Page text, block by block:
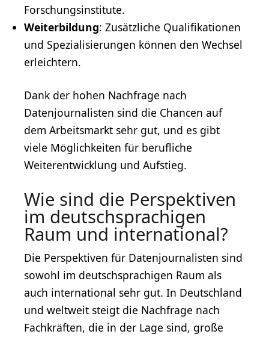
Forschungsinstitute.
Weiterbildung: Zusätzliche Qualifikationen
und Spezialisierungen können den Wechsel
erleichtern.
Dank der hohen Nachfrage nach
Datenjournalisten sind die Chancen auf
dem Arbeitsmarkt sehr gut, und es gibt
viele Möglichkeiten für berufliche
Weiterentwicklung und Aufstieg.
Wie sind die Perspektiven
im deutschsprachigen
Raum und international?
Die Perspektiven für Datenjournalisten sind
sowohl im deutschsprachigen Raum als
auch international sehr gut. In Deutschland
und weltweit steigt die Nachfrage nach
Fachkräften, die in der Lage sind, große